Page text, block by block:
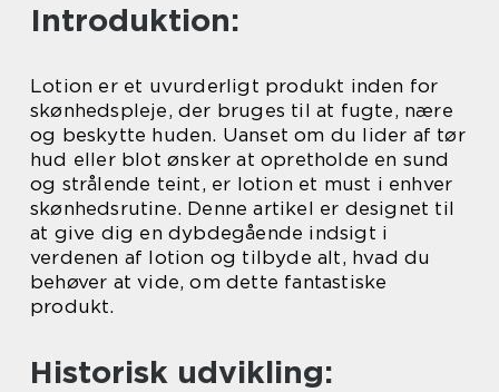
Introduktion:
Lotion er et uvurderligt produkt inden for
skønhedspleje, der bruges til at fugte, nære
og beskytte huden. Uanset om du lider af tør
hud eller blot ønsker at opretholde en sund
og strålende teint, er lotion et must i enhver
skønhedsrutine. Denne artikel er designet til
at give dig en dybdegående indsigt i
verdenen af lotion og tilbyde alt, hvad du
behøver at vide, om dette fantastiske
produkt.
Historisk udvikling: